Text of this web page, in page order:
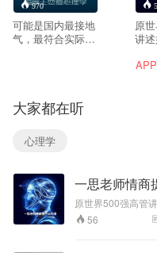
970
可能是国内最接地
气，最符合实际，
往中的问题，帮助
你克服与异性交往
获真正美好的爱
原
讲
系
大家都在听
心理学
一思老师情商
原世界500强高管
人际关系，给到大
处理"人与人“”人与
56